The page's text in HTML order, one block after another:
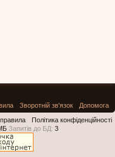
Зворотній зв'язок
Допомога
Політика конфіденційності
Запитів до БД: 3